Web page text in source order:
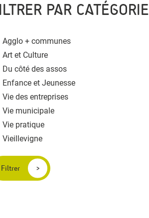
PAR CATÉGORIE
Agglo + communes
Art et Culture
Du côté des assos
Enfance et Jeunesse
Vie des entreprises
Vie municipale
Vie pratique
Vieillevigne
Filtrer